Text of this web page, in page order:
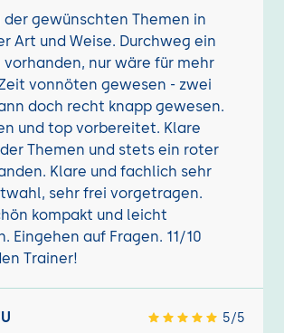
gewünschten Themen in
Art und Weise. Durchweg ein
vorhanden, nur wäre für mehr
vonnöten gewesen - zwei
doch recht knapp gewesen.
und top vorbereitet. Klare
Themen und stets ein roter
Klare und fachlich sehr
sehr frei vorgetragen.
kompakt und leicht
Eingehen auf Fragen. 11/10
Trainer!
5/5